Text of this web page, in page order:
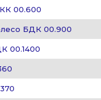
00.600
БДК 00.900
00.1400